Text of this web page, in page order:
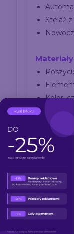
Stelaż
Materiały
Kolor: